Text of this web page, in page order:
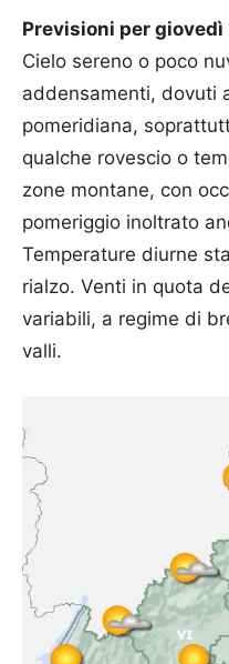
Previsioni per
Cielo sereno o poco
addensamenti, dovuti
pomeridiana,
qualche rovescio o
zone montane, con
pomeriggio inoltrato
Temperature diurne
rialzo. Venti in quota
variabili, a regime di
valli.